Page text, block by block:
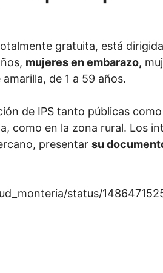
gratuita, está
mujeres en embarazo,
de 1 a 59 años.
de IPS tanto públicas
como en la zona rural. Los
presentar su
status/